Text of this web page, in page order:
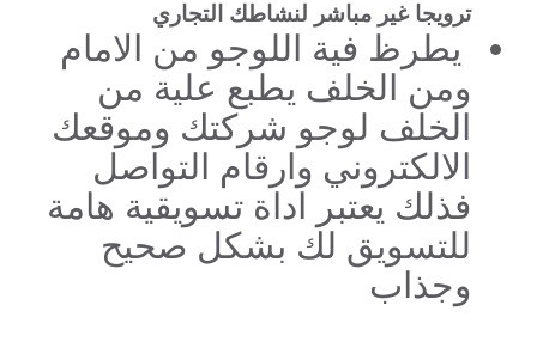
ترويجا غير مباشر لنشاطك التجاري
يطرظ فية اللوجو من الامام
ومن الخلف يطبع علية من
الخلف لوجو شركتك وموقعك
الالكتروني وارقام التواصل
فذلك يعتبر اداة تسويقية هامة
للتسويق لك بشكل صحيح
وجذاب